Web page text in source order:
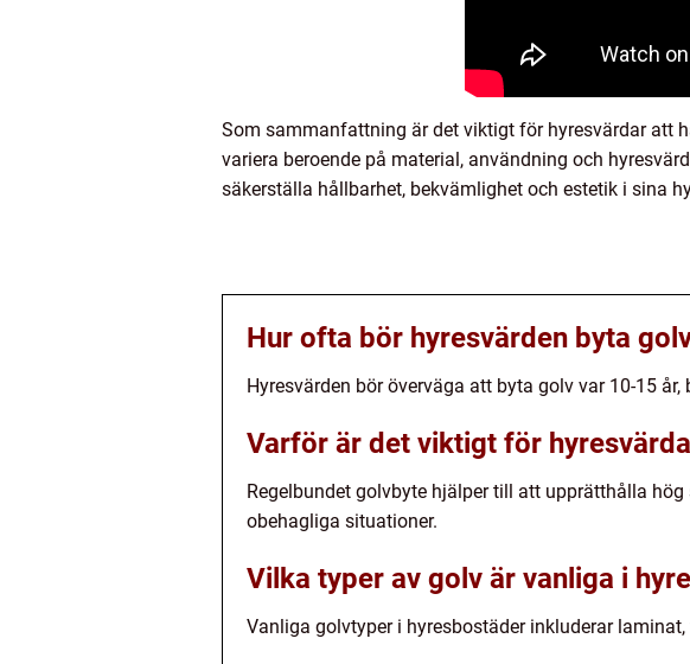
Som sammanfattning är det viktigt för hyresvärdar att
variera beroende på material, användning och
säkerställa hållbarhet, bekvämlighet och estetik i sina
Hur ofta bör hyresvärden byta
Hyresvärden bör överväga att byta golv var 10-15
Varför är det viktigt för
Regelbundet golvbyte hjälper till att upprätthålla
obehagliga situationer.
Vilka typer av golv är vanliga i
Vanliga golvtyper i hyresbostäder inkluderar